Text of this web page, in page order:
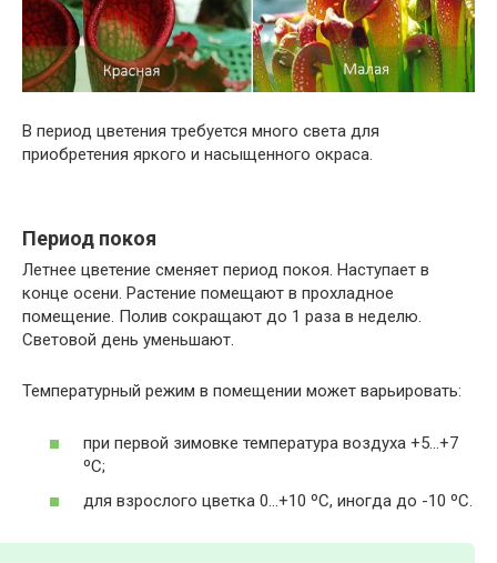
В период цветения требуется много света для
приобретения яркого и насыщенного окраса.
Период покоя
Летнее цветение сменяет период покоя. Наступает в
конце осени. Растение помещают в прохладное
помещение. Полив сокращают до 1 раза в неделю.
Световой день уменьшают.
Температурный режим в помещении может варьировать:
при первой зимовке температура воздуха +5…+7
ºC;
для взрослого цветка 0…+10 ºC, иногда до -10 ºC.